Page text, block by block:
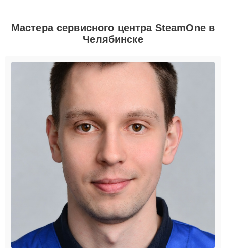
Мастера сервисного центра SteamOne в
Челябинске